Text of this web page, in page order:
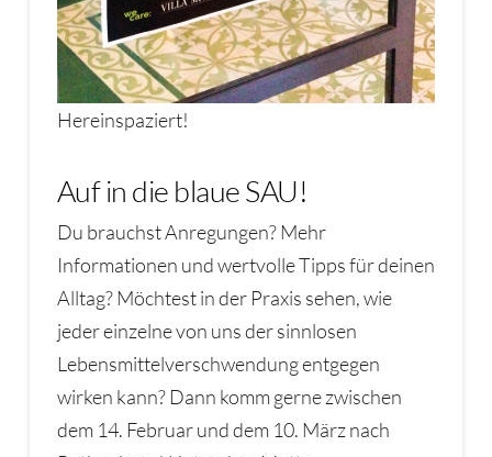
Hereinspaziert!
Auf in die blaue SAU!
Du brauchst Anregungen? Mehr
Informationen und wertvolle Tipps für deinen
Alltag? Möchtest in der Praxis sehen, wie
jeder einzelne von uns der sinnlosen
Lebensmittelverschwendung entgegen
wirken kann? Dann komm gerne zwischen
dem 14. Februar und dem 10. März nach